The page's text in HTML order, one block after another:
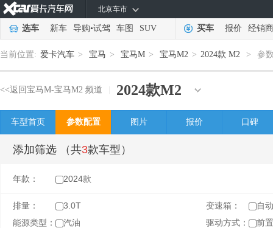
北京车市
选车 新车 导购•试驾 车图 SUV 买车 报价 经销商
当前位置: 爱卡汽车 > 宝马 > 宝马M > 宝马M2 > 2024款 M2 > 参
<<返回宝马M-宝马M2 频道 2024款M2
车型首页 参数配置 图片 报价 口碑
添加筛选 （共3款车型）
年款： 2024款
排量： 3.0T 变速箱：
自动
能源类型：
汽油 驱动方式： 前